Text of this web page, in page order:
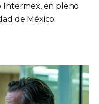
Intermex, en pleno
de México.